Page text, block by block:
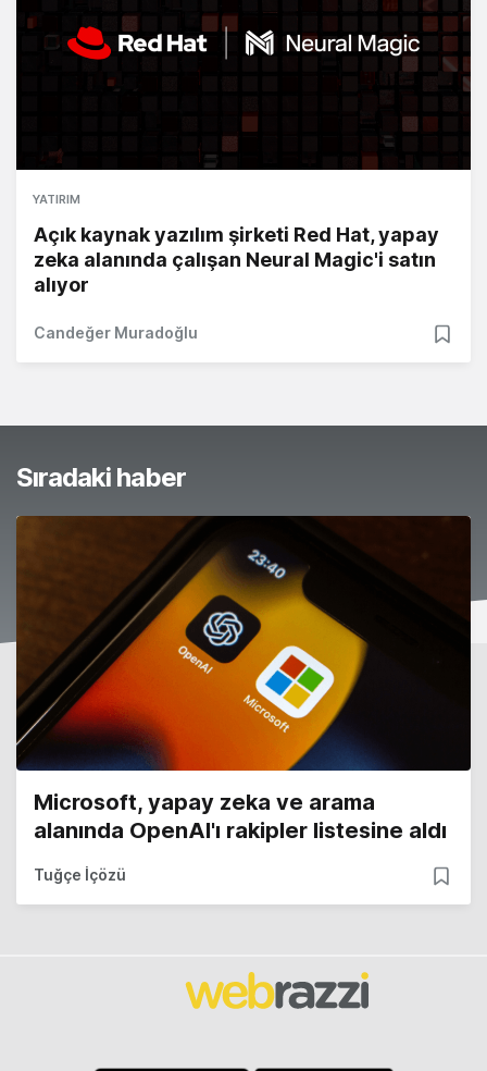
YATIRIM
Açık kaynak yazılım şirketi Red Hat, yapay
zeka alanında çalışan Neural Magic'i satın
alıyor
Candeğer Muradoğlu
Sıradaki haber
Microsoft, yapay zeka ve arama
alanında OpenAI'ı rakipler listesine aldı
Tuğçe İçözü